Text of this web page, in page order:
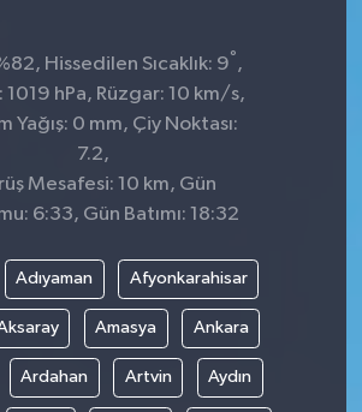
Hissedilen Sıcaklık: 9° ,
1019 hPa, Rüzgar: 10 km/s,
Yağış: 0 mm, Çiy Noktası:
7.2,
Mesafesi: 10 km, Gün
6:33, Gün Batımı: 18:32
Adıyaman Afyonkarahisar
Amasya Ankara
Ardahan Artvin Aydın